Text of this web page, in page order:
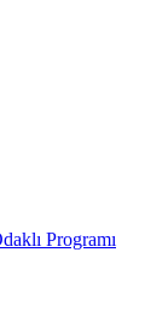
Programı